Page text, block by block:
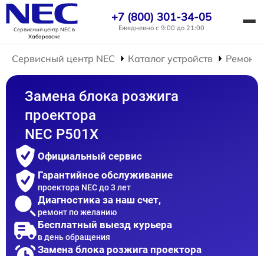
Сервисный центр NECв
Хабаровске
+7 (800) 301-34-05
Ежедневно с 9:00 до 21:00
Сервисный центр NEC Каталог устройств Ремонт
Замена блока розжига
проектора
NEC P501X
Официальный сервис
Гарантийное обслуживание
проектора NEC до 3 лет
Диагностика за наш счет,
ремонт по желанию
Бесплатный выезд курьера
в день обращения
Замена блока розжига проектора